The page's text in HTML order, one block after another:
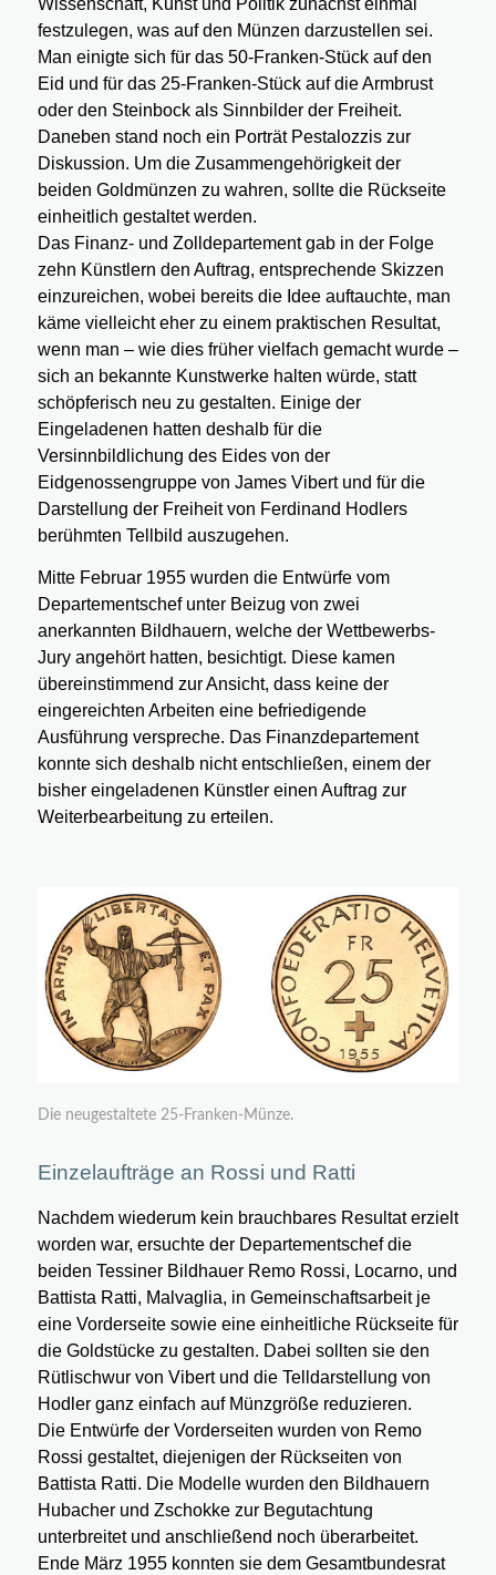
Wissenschaft, Kunst und Politik zunächst einmal
festzulegen, was auf den Münzen darzustellen sei.
Man einigte sich für das 50-Franken-Stück auf den
Eid und für das 25-Franken-Stück auf die Armbrust
oder den Steinbock als Sinnbilder der Freiheit.
Daneben stand noch ein Porträt Pestalozzis zur
Diskussion. Um die Zusammengehörigkeit der
beiden Goldmünzen zu wahren, sollte die Rückseite
einheitlich gestaltet werden.
Das Finanz- und Zolldepartement gab in der Folge
zehn Künstlern den Auftrag, entsprechende Skizzen
einzureichen, wobei bereits die Idee auftauchte, man
käme vielleicht eher zu einem praktischen Resultat,
wenn man – wie dies früher vielfach gemacht wurde –
sich an bekannte Kunstwerke halten würde, statt
schöpferisch neu zu gestalten. Einige der
Eingeladenen hatten deshalb für die
Versinnbildlichung des Eides von der
Eidgenossengruppe von James Vibert und für die
Darstellung der Freiheit von Ferdinand Hodlers
berühmten Tellbild auszugehen.
Mitte Februar 1955 wurden die Entwürfe vom
Departementschef unter Beizug von zwei
anerkannten Bildhauern, welche der Wettbewerbs-
Jury angehört hatten, besichtigt. Diese kamen
übereinstimmend zur Ansicht, dass keine der
eingereichten Arbeiten eine befriedigende
Ausführung verspreche. Das Finanzdepartement
konnte sich deshalb nicht entschließen, einem der
bisher eingeladenen Künstler einen Auftrag zur
Weiterbearbeitung zu erteilen.
Die neugestaltete 25-Franken-Münze.
Einzelaufträge an Rossi und Ratti
Nachdem wiederum kein brauchbares Resultat erzielt
worden war, ersuchte der Departementschef die
beiden Tessiner Bildhauer Remo Rossi, Locarno, und
Battista Ratti, Malvaglia, in Gemeinschaftsarbeit je
eine Vorderseite sowie eine einheitliche Rückseite für
die Goldstücke zu gestalten. Dabei sollten sie den
Rütlischwur von Vibert und die Telldarstellung von
Hodler ganz einfach auf Münzgröße reduzieren.
Die Entwürfe der Vorderseiten wurden von Remo
Rossi gestaltet, diejenigen der Rückseiten von
Battista Ratti. Die Modelle wurden den Bildhauern
Hubacher und Zschokke zur Begutachtung
unterbreitet und anschließend noch überarbeitet.
Ende März 1955 konnten sie dem Gesamtbundesrat